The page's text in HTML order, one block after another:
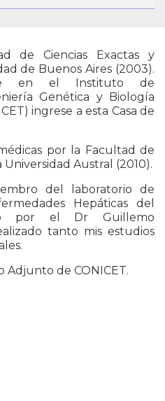
de Ciencias Exactas y
de Buenos Aires (2003).
en el Instituto de
Genética y Biología
ingrese a esta Casa de
por la Facultad de
Universidad Austral (2010).
del laboratorio de
Hepáticas del
por el Dr Guillemo
tanto mis estudios
de CONICET.